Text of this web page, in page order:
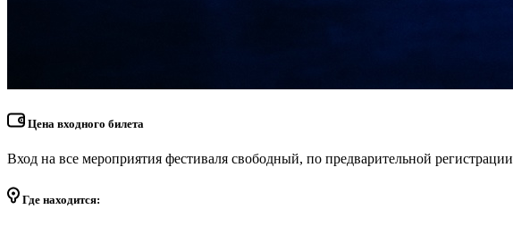
Цена входного билета
Вход на все мероприятия фестиваля свободный, по предварительной регистрации
Где находится: